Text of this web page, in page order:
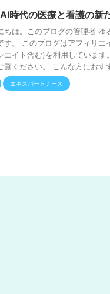
時代の医療と看護の新
ちは。このブログの管理者
す。 このブログはアフィリエ
エイト含む)を利用しています
覧ください。 こんな方におす
エキスパートナース